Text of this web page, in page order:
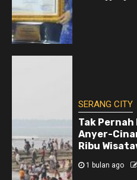
SERANG CITY
Tak Pernah
Anyer-
Ribu
1 bulan ago